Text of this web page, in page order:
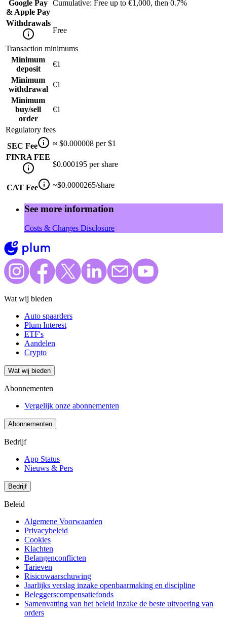
Google Pay
& Apple Pay
Cumulative: Free up to €1,000, then 0.7%
Withdrawals
Free
Transaction minimums
Minimum
deposit
€1
Minimum
withdrawal
€1
Minimum
buy/sell
order
€1
Regulatory fees
SEC Fee
≈ $0.000008 per $1
FINRA FEE
$0.000195 per share
CAT Fee ~$0.0000265/share
See more information
Costs & Charges Disclosure
Wat wij bieden
Auto spaarders
Plum Interest
ETF's
Aandelen
Crypto
Wat wij bieden
Abonnementen
Vergelijk onze abonnementen
Abonnementen
Bedrijf
App Status
Nieuws & Pers
Bedrijf
Beleid
Algemene Voorwaarden
Privacybeleid
Cookies
Klachten
Belangenconflicten
Tarieven
Risicowaarschuwing
Jaarlijks verslag inzake openbaarmaking en discipline
Beleggerscompensatiefonds
Samenvatting van het beleid inzake de beste uitvoering van
orders